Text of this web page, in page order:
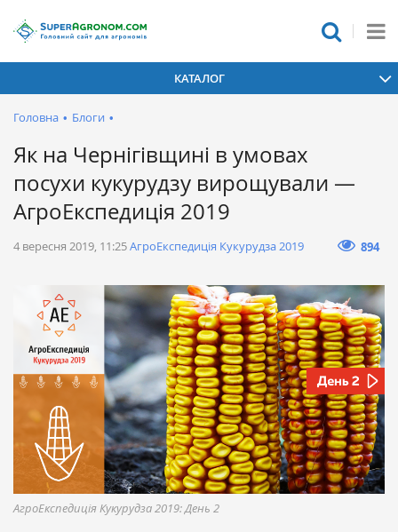
КАТАЛОГ
Головна • Блоги •
Як на Чернігівщині в умовах
посухи кукурудзу вирощували —
АгроЕкспедиція 2019
4 вересня 2019, 11:25АгроЕкспедиція Кукурудза 2019 894
АгроЕкспедиція Кукурудза 2019: День 2